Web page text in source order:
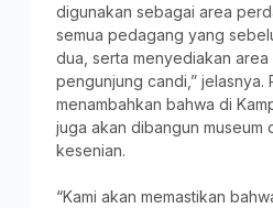
digunakan sebagai area
semua pedagang yang
dua, serta menyediakan
pengunjung candi,” jelasnya.
menambahkan bahwa di
juga akan dibangun museum
kesenian.
“Kami akan memastikan